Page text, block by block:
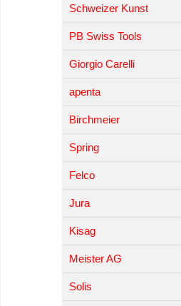
Schweizer Kunst
PB Swiss Tools
Giorgio Carelli
apenta
Birchmeier
Spring
Felco
Jura
Kisag
Meister AG
Solis